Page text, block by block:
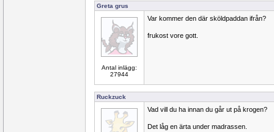
Greta grus
Antal inlägg:
27944
Var kommer den där sköldpaddan ifrån?
frukost vore gott.
Ruckzuck
Vad vill du ha innan du går ut på krogen?
Det låg en ärta under madrassen.